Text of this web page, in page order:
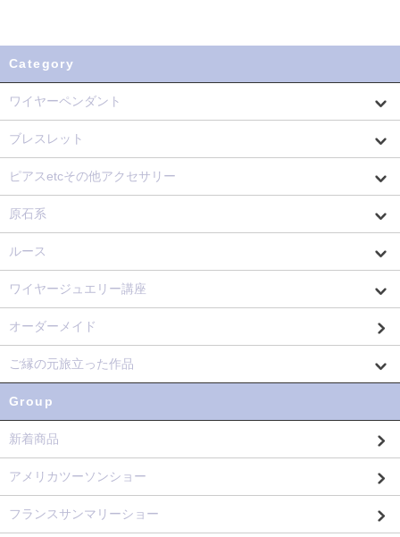
Category
ワイヤーペンダント
ブレスレット
ピアスetcその他アクセサリー
原石系
ルース
ワイヤージュエリー講座
オーダーメイド
ご縁の元旅立った作品
Group
新着商品
アメリカツーソンショー
フランスサンマリーショー